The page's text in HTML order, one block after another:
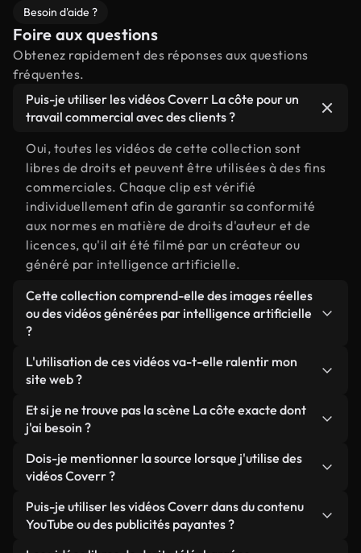
Besoin d'aide ?
Foire aux questions
Obtenez rapidement des réponses aux questions
fréquentes.
Puis-je utiliser les vidéos Coverr La côte pour un
travail commercial avec des clients ?
Oui, toutes les vidéos de cette collection sont
libres de droits et peuvent être utilisées à des fins
commerciales. Chaque clip est vérifié
individuellement afin de garantir sa conformité
aux normes en matière de droits d'auteur et de
licences, qu'il ait été filmé par un créateur ou
généré par intelligence artificielle.
Cette collection comprend-elle des images réelles
ou des vidéos générées par intelligence artificielle
?
Les deux. Il s'agit d'une bibliothèque hybride
composée de véritables images filmées par des
générées par IA. Chaque vidéo est clairement
identifiée afin que vous sachiez toujours ce que
vous utilisez.
L'utilisation de ces vidéos va-t-elle ralentir mon
site web ?
Sauf si vous choisissez nos versions optimisées.
Nous proposons des formats légers, prêts pour le
ils conservent une qualité élevée tout en
minimisant les temps de chargement et en
améliorant des indicateurs comme le LCP.
Et si je ne trouve pas la scène La côte exacte dont
j'ai besoin ?
Vous pouvez en créer une instantanément avec
Coverr AI Studio. Il vous suffit de décrire la scène,
Studio générera en quelques secondes une vidéo
personnalisée conforme à nos normes de licence.
Dois-je mentionner la source lorsque j'utilise des
vidéos Coverr ?
Aucune attribution n'est requise. Toutes les vidéos
de notre bibliothèque sont libres de droits et
Puis-je utiliser les vidéos Coverr dans du contenu
YouTube ou des publicités payantes ?
Oui. Toutes les séquences vidéo de Coverr peuvent